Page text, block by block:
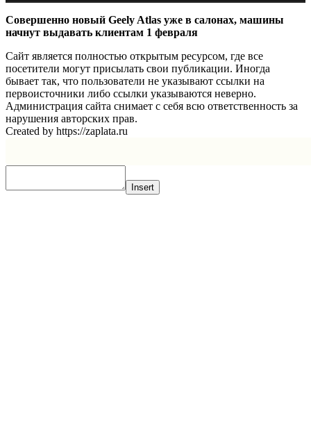
Совершенно новый Geely Atlas уже в салонах, машины
начнут выдавать клиентам 1 февраля
Сайт является полностью открытым ресурсом, где все
посетители могут присылать свои публикации. Иногда
бывает так, что пользователи не указывают ссылки на
первоисточники либо ссылки указываются неверно.
Администрация сайта снимает с себя всю ответственность за
нарушения авторских прав.
Created by https://zaplata.ru
Insert